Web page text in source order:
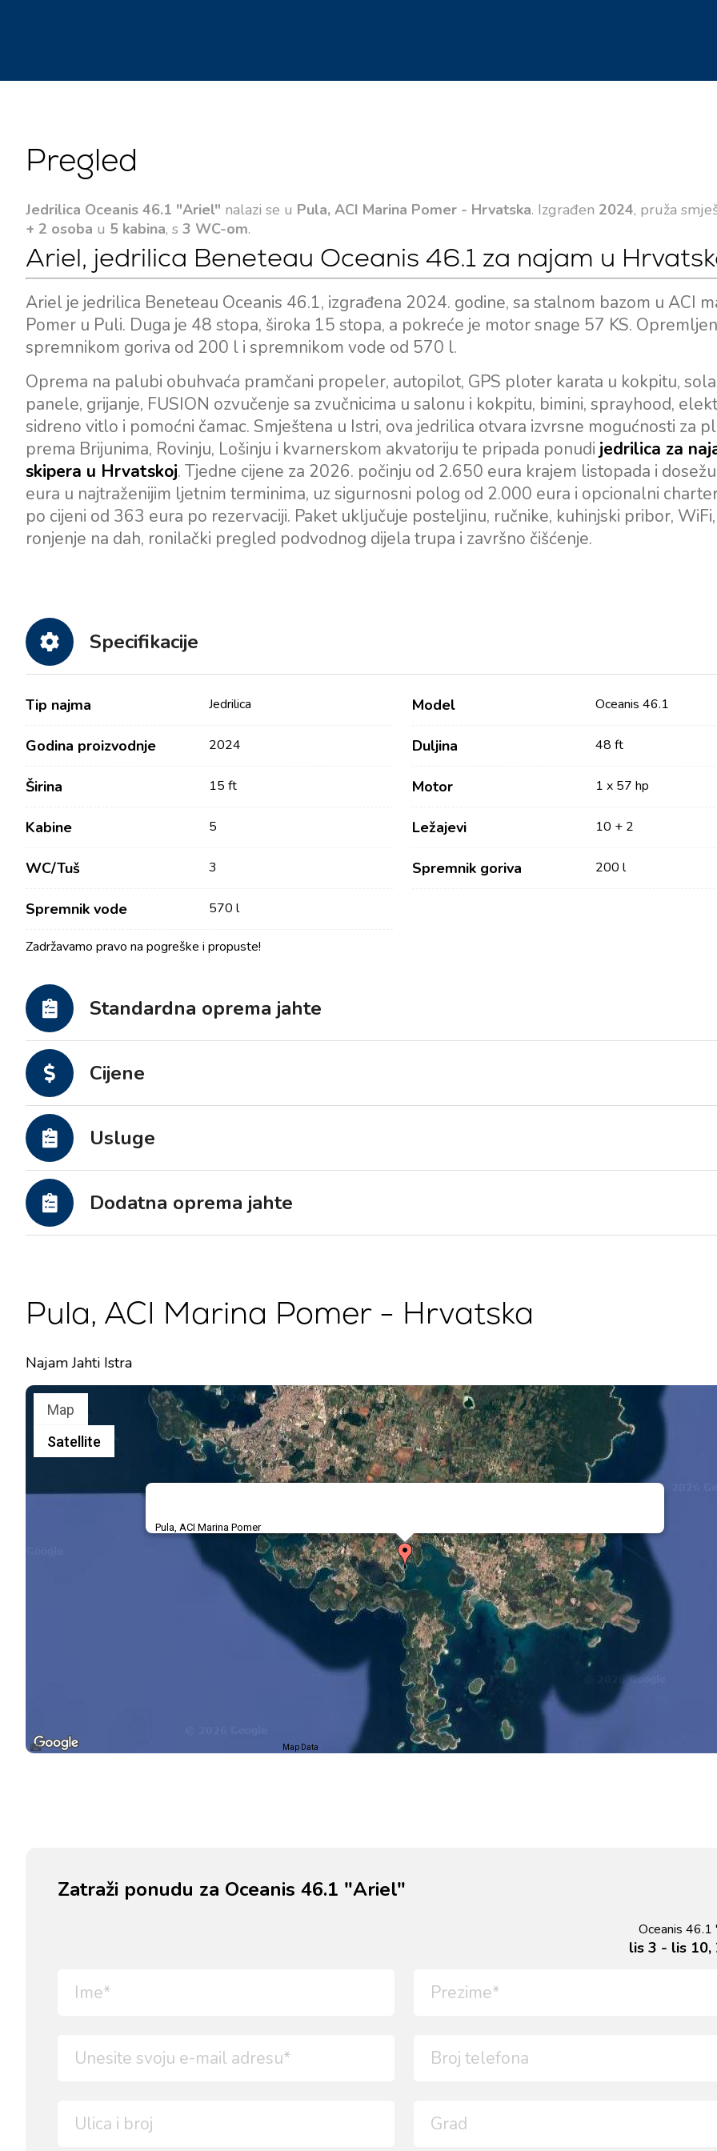
Pregled
Jedrilica Oceanis 46.1 "Ariel" nalazi se u Pula, ACI Marina Pomer - Hrvatska. Izgrađen 2024, pruža
+ 2 osoba u 5 kabina, s 3 WC-om.
Ariel, jedrilica Beneteau Oceanis 46.1 za najam u
Ariel je jedrilica Beneteau Oceanis 46.1, izgrađena 2024. godine, sa stalnom bazom u ACI
Pomer u Puli. Duga je 48 stopa, široka 15 stopa, a pokreće je motor snage 57 KS.
spremnikom goriva od 200 l i spremnikom vode od 570 l.
Oprema na palubi obuhvaća pramčani propeler, autopilot, GPS ploter karata u kokpitu,
panele, grijanje, FUSION ozvučenje sa zvučnicima u salonu i kokpitu, bimini, sprayhood,
sidreno vitlo i pomoćni čamac. Smještena u Istri, ova jedrilica otvara izvrsne mogućnosti za
prema Brijunima, Rovinju, Lošinju i kvarnerskom akvatoriju te pripada ponudi jedrilica za
skipera u Hrvatskoj. Tjedne cijene za 2026. počinju od 2.650 eura krajem listopada i
eura u najtraženijim ljetnim terminima, uz sigurnosni polog od 2.000 eura i opcionalni
po cijeni od 363 eura po rezervaciji. Paket uključuje posteljinu, ručnike, kuhinjski pribor,
ronjenje na dah, ronilački pregled podvodnog dijela trupa i završno čišćenje.
Specifikacije
Tip najma Jedrilica Model Oceanis 46.1
Godina proizvodnje 2024 Duljina 48 ft
Širina 15 ft Motor 1 x 57 hp
Kabine 5 Ležajevi 10 + 2
WC/Tuš 3 Spremnik goriva 200 l
Spremnik vode 570 l
Zadržavamo pravo na pogreške i propuste!
Standardna oprema jahte
Cijene
Usluge
Dodatna oprema jahte
Pula, ACI Marina Pomer - Hrvatska
Najam Jahti Istra
Pula, ACI Marina Pomer
Map
Satellite
Map Data
Zatraži ponudu za Oceanis 46.1 "Ariel"
Oceanis 46.1
lis 3 - lis 10,
O nama
Partneri
Često postavljana pitanja
Motorni brodovi
Jedrenje
Vodice
Trogir
Istra